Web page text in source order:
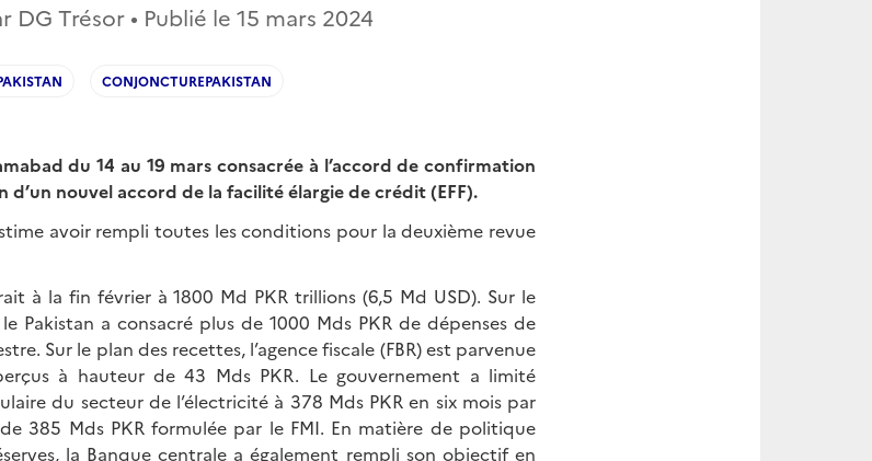
DG Trésor • Publié le 15 mars 2024
CONJONCTUREPAKISTAN
du 14 au 19 mars consacrée à l’accord de confirmation
d’un nouvel accord de la facilité élargie de crédit (EFF).
avoir rempli toutes les conditions pour la deuxième revue
à la fin février à 1800 Md PKR trillions (6,5 Md USD). Sur le
Pakistan a consacré plus de 1000 Mds PKR de dépenses de
Sur le plan des recettes, l’agence fiscale (FBR) est parvenue
à hauteur de 43 Mds PKR. Le gouvernement a limité
du secteur de l’électricité à 378 Mds PKR en six mois par
385 Mds PKR formulée par le FMI. En matière de politique
la Banque centrale a également rempli son objectif en